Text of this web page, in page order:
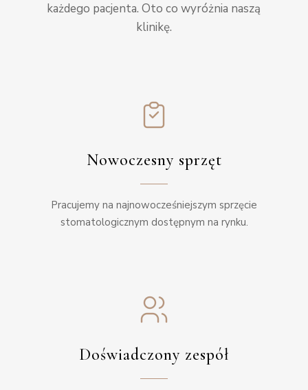
każdego pacjenta. Oto co wyróżnia naszą
klinikę.
Nowoczesny sprzęt
Pracujemy na najnowocześniejszym sprzęcie
stomatologicznym dostępnym na rynku.
Doświadczony zespół